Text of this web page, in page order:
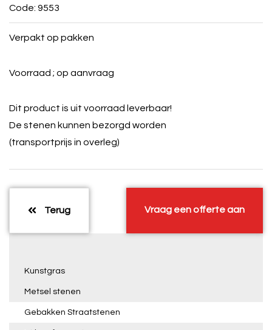
Kunstgras
Metsel stenen
Gebakken Straatstenen
Code: 9553
Verpakt op pakken
Voorraad ; op aanvraag
Dit product is uit voorraad leverbaar!
De stenen kunnen bezorgd worden
(transportprijs in overleg)
Terug Vraag een offerte aan